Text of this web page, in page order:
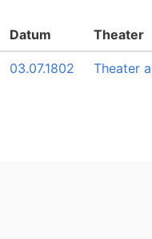
Datum Theater
03.07.1802 Theater